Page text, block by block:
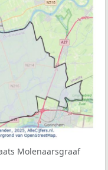
Molenaarsgraaf